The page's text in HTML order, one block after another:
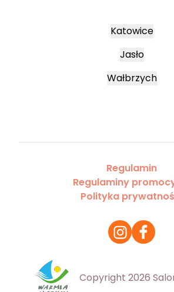
Katowice
Jasło
Wałbrzych
Regulamin
Regulaminy
Polityka
Copyright 2026